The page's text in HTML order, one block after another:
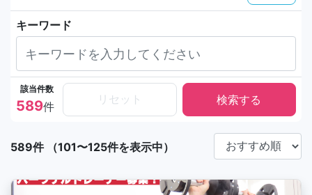
キーワード
該当件数
589件
リセット
589件 （101〜125件を表示中）